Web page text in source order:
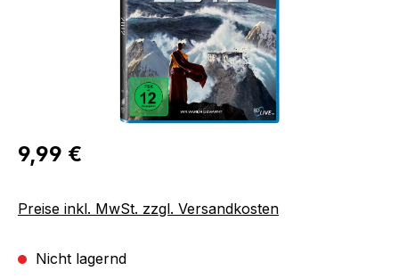
Regulärer Preis:
9,99 €
Preise inkl. MwSt. zzgl. Versandkosten
Nicht lagernd